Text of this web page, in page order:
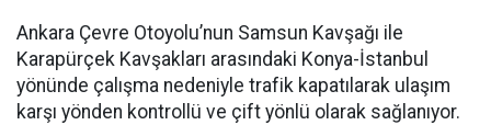
Ankara Çevre Otoyolu’nun Samsun Kavşağı ile
Karapürçek Kavşakları arasındaki Konya-İstanbul
yönünde çalışma nedeniyle trafik kapatılarak ulaşım
karşı yönden kontrollü ve çift yönlü olarak sağlanıyor.